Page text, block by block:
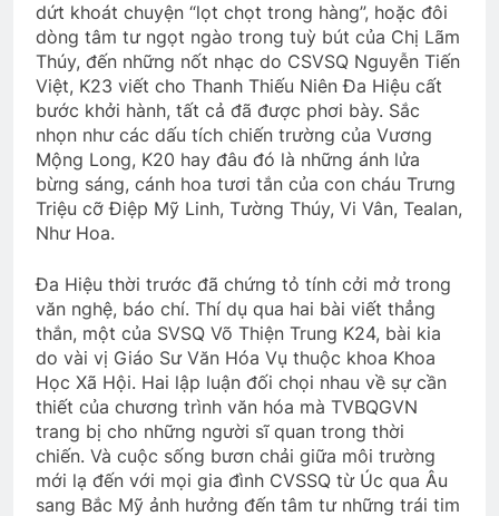
Thăm CSVSQ Nguyễn Công Hiệp K5
2 Years Ago
THP/TT chúc Giáng Sinh & năm mới
3 Years Ago
TRĂNG DỆT NGUỒN THƠ
3 Years Ago
CSVSQ Hoàng Thu Phong K30
2 Years Ago
dứt khoát chuyện “lọt chọt trong hàng”, hoặc đôi
dòng tâm tư ngọt ngào trong tuỳ bút của Chị Lãm
Thúy, đến những nốt nhạc do CSVSQ Nguyễn Tiến
Việt, K23 viết cho Thanh Thiếu Niên Đa Hiệu cất
bước khởi hành, tất cả đã được phơi bày. Sắc
nhọn như các dấu tích chiến trường của Vương
Mộng Long, K20 hay đâu đó là những ánh lửa
bừng sáng, cánh hoa tươi tắn của con cháu Trưng
Triệu cỡ Điệp Mỹ Linh, Tường Thúy, Vi Vân, Tealan,
Như Hoa.
Đa Hiệu thời trước đã chứng tỏ tính cởi mở trong
văn nghệ, báo chí. Thí dụ qua hai bài viết thẳng
thắn, một của SVSQ Võ Thiện Trung K24, bài kia
do vài vị Giáo Sư Văn Hóa Vụ thuộc khoa Khoa
Học Xã Hội. Hai lập luận đối chọi nhau về sự cần
thiết của chương trình văn hóa mà TVBQGVN
trang bị cho những người sĩ quan trong thời
chiến. Và cuộc sống bươn chải giữa môi trường
mới lạ đến với mọi gia đình CVSSQ từ Úc qua Âu
sang Bắc Mỹ ảnh hưởng đến tâm tư những trái tim